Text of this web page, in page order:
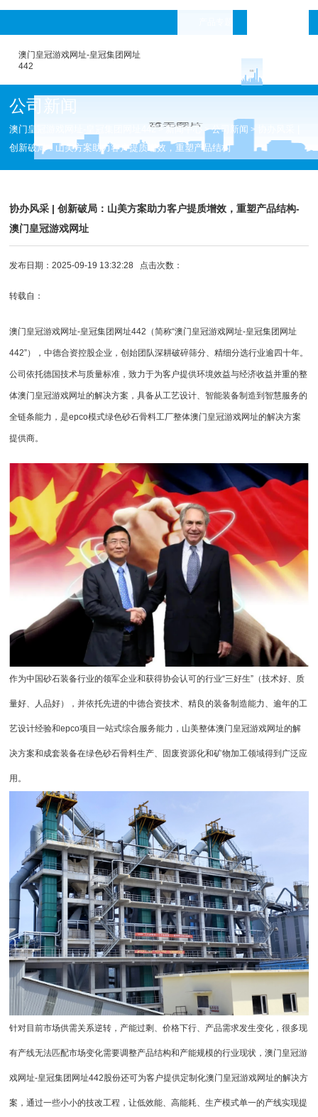
澳门皇冠游戏网址-皇冠集团网址
442
公司新闻
澳门皇冠游戏网址-皇冠集团网址442>新闻中心 >公司新闻 >
创新破局：山美方案助力客户提质增效，重塑产品结构
协办风采 | 创新破局：山美方案助力客户提质增效，重塑产品结构-
澳门皇冠游戏网址
发布日期：2025-09-19 13:32:28 点击次数：
转载自：
澳门皇冠游戏网址-皇冠集团网址442 （简称“澳门皇冠游戏网址-皇冠集团网址
442”），中德合资控股企业，创始团队深耕破碎筛分、精细分选行业逾四十年。
公司依托德国技术与质量标准，致力于为客户提供环境效益与经济收益并重的整
体澳门皇冠游戏网址的解决方案，具备从工艺设计、智能装备制造到智慧服务的
全链条能力，是epco模式绿色砂石骨料工厂整体澳门皇冠游戏网址的解决方案
提供商。
作为中国砂石装备行业的领军企业和获得协会认可的行业“三好生”（技术好、质
量好、人品好），并依托先进的中德合资技术、精良的装备制造能力、逾年的工
艺设计经验和epco项目一站式综合服务能力，山美整体澳门皇冠游戏网址的解
决方案和成套装备在绿色砂石骨料生产、固废资源化和矿物加工领域得到广泛应
用。
针对目前市场供需关系逆转，产能过剩、价格下行、产品需求发生变化，很多现
有产线无法匹配市场变化需要调整产品结构和产能规模的行业现状，澳门皇冠游
戏网址-皇冠集团网址442股份还可为客户提供定制化澳门皇冠游戏网址的解决方
案，通过一些小小的技改工程，让低效能、高能耗、生产模式单一的产线实现提